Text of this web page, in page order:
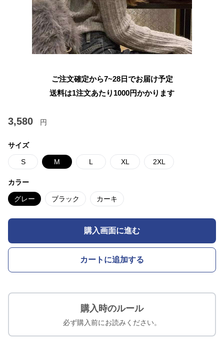
ご注文確定から7~28日でお届け予定
送料は1注文あたり 1000円かかります
3,580 円
サイズ
S M L XL 2XL
カラー
グレー ブラック カーキ
購入画面に進む
カートに追加する
購入時のルール
必ず購入前にお読みください。